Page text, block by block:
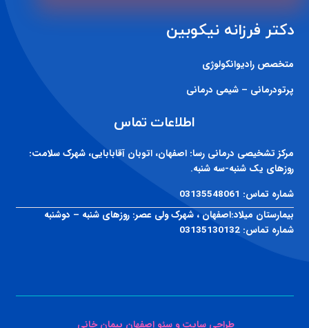
دکتر فرزانه نیکوبین
متخصص رادیوانکولوژی
پرتودرمانی – شیمی درمانی
اطلاعات تماس
مرکز تشخیصی درمانی رسا: اصفهان، اتوبان آقابابایی، شهرک سلامت:
روزهای یک شنبه-سه شنبه.
شماره تماس: 03135548061
بیمارستان میلاد:اصفهان ، شهرک ولی عصر: روزهای شنبه – دوشنبه
شماره تماس:03135130132
طراحی سایت و سئو اصفهان پیمان خانی